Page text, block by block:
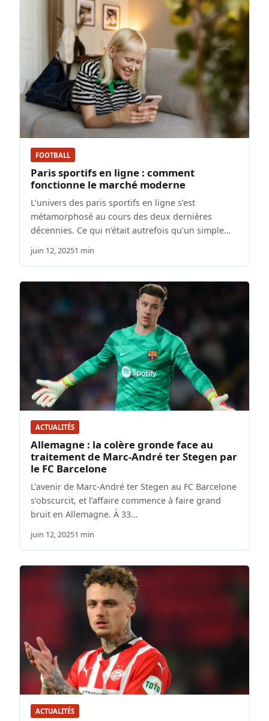
FOOTBALL
Paris sportifs en ligne : comment
fonctionne le marché moderne
L’univers des paris sportifs en ligne s’est
métamorphosé au cours des deux dernières
décennies. Ce qui n’était autrefois qu’un simple…
juin 12, 20251 min
ACTUALITÉS
Allemagne : la colère gronde face au
traitement de Marc-André ter Stegen par
le FC Barcelone
L’avenir de Marc-André ter Stegen au FC Barcelone
s’obscurcit, et l’affaire commence à faire grand
bruit en Allemagne. À 33…
juin 12, 20251 min
ACTUALITÉS